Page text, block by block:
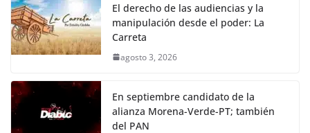
El derecho de las audiencias y la
manipulación desde el poder: La
Carreta
agosto 3, 2026
En septiembre candidato de la
alianza Morena-Verde-PT; también
del PAN